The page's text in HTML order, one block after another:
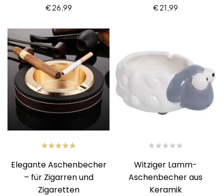
€ 26,99 € 21,99
mit5.00
Elegante Aschenbecher
– für Zigarren und
Zigaretten
Witziger Lamm-
Aschenbecher aus
Keramik